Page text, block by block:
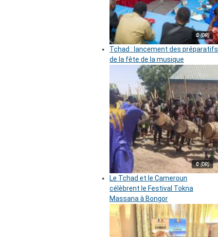
© (DR)
Tchad : lancement des préparatifs
de la fête de la musique
© (DR)
Le Tchad et le Cameroun
célèbrent le Festival Tokna
Massana à Bongor